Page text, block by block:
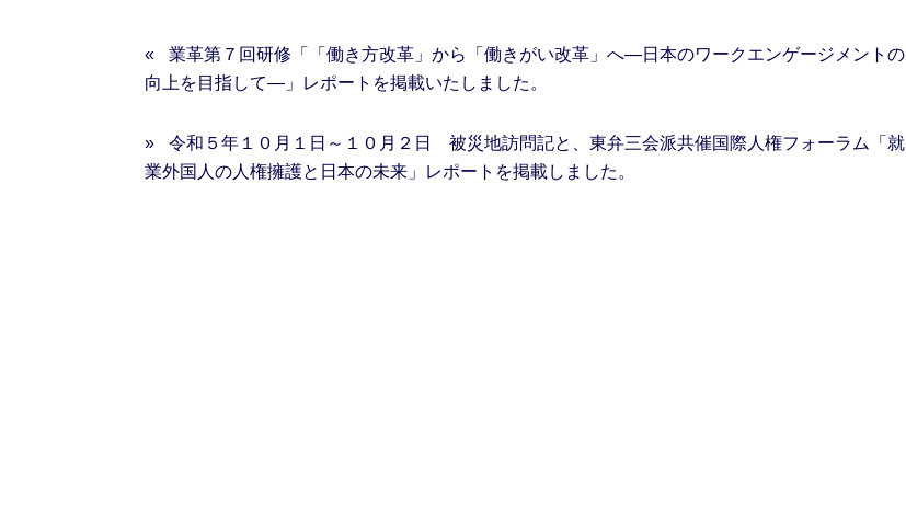
業革第７回研修「「働き方改革」から「働きがい改革」へ―日本のワークエンゲージメントの
向上を目指して―」レポートを掲載いたしました。
令和５年１０月１日～１０月２日 被災地訪問記と、東弁三会派共催国際人権フォーラム「就
業外国人の人権擁護と日本の未来」レポートを掲載しました。